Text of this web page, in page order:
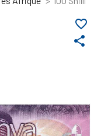
share
favorite_border